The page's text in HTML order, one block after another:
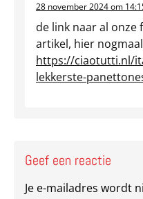
28 november 2024 om
de link naar al
artikel, hier
https://ciaotutti.nl/
lekkerste-
Geef een reactie
Je e-mailadres wordt